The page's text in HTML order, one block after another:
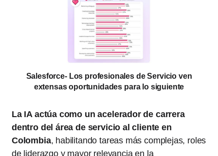
Salesforce- Los profesionales de Servicio ven
extensas oportunidades para lo siguiente
La IA actúa como un acelerador de carrera
dentro del área de servicio al cliente en
Colombia, habilitando tareas más complejas, roles
de liderazgo y mayor relevancia en la